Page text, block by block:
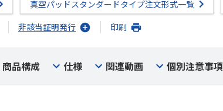
真空パッドスタンダードタイプ注文形式一覧
非該当証明発行 印刷
商品構成 仕様 関連動画 個別注意事項